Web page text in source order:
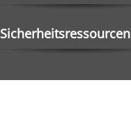
Sicherheitsressourcen